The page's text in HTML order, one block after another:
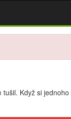
Když si